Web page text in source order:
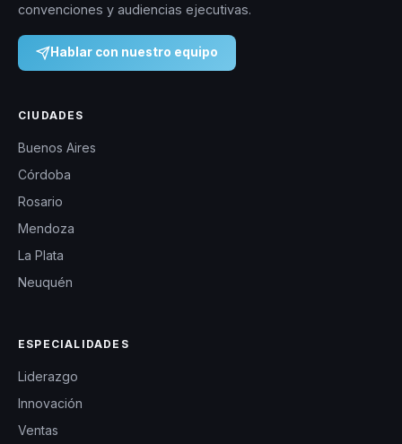
convenciones y audiencias ejecutivas.
Hablar con nuestro equipo
CIUDADES
Buenos Aires
Córdoba
Rosario
Mendoza
La Plata
Neuquén
ESPECIALIDADES
Liderazgo
Innovación
Ventas